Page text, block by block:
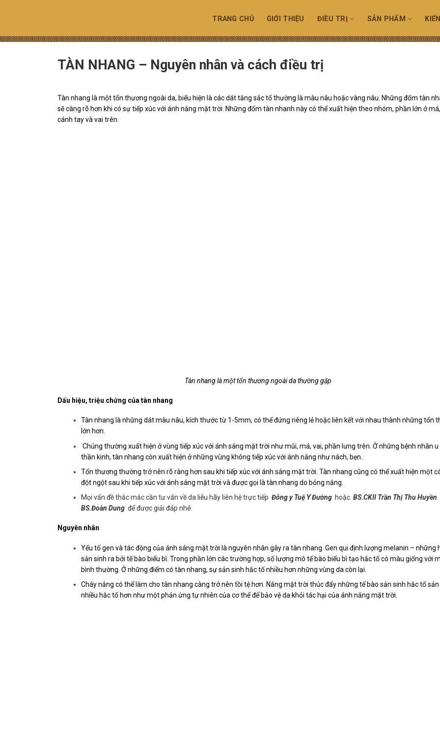
TRANG CHỦ GIỚI THIỆU ĐIỀU TRỊ SẢN PHẨM
TÀN NHANG – Nguyên nhân và cách điều trị
Tàn nhang là một tổn thương ngoài da, biểu hiện là các dát tăng sắc tố thường là màu nâu hoặc vàng nâu. Những đốm tàn
sẽ càng rõ hơn khi có sự tiếp xúc với ánh nắng mặt trời. Những đốm tàn nhanh này có thể xuất hiện theo nhóm, phần lớn ở
cánh tay và vai trên.
Tàn nhang là một tổn thương ngoài da thường gặp
Dấu hiệu, triệu chứng của tàn nhang
Tàn nhang là những dát màu nâu, kích thước từ 1-5mm, có thể đứng riêng lẻ hoặc liên kết với nhau thành những tổn
lớn hơn.
Chúng thường xuất hiện ở vùng tiếp xúc với ánh sáng mặt trời như mũi, má, vai, phần lưng trên. Ở những bệnh nhân u
thần kinh, tàn nhang còn xuất hiện ở những vùng không tiếp xúc với ánh nắng như nách, bẹn..
Tổn thương thường trở nên rõ ràng hơn sau khi tiếp xúc với ánh sáng mặt trời. Tàn nhang cũng có thể xuất hiện một
đột ngột sau khi tiếp xúc với ánh sáng mặt trời và được gọi là tàn nhang do bỏng nắng.
Mọi vấn đề thắc mắc cần tư vấn về da liễu hãy liên hệ trực tiếpĐông y Tuệ Y Đường hoặcBS.CKII Trần Thị Thu Huyền
BS.Đoàn Dung để được giải đáp nhé.
Nguyên nhân
Yếu tố gen và tác động của ánh sáng mặt trời là nguyên nhân gây ra tàn nhang. Gen qui định lượng melanin – những
sản sinh ra bởi tế bào biểu bì. Trong phần lớn các trường hợp, số lượng mô tế bào biểu bì tạo hắc tố có màu giống với
bình thường. Ở những điểm có tàn nhang, sự sản sinh hắc tố nhiều hơn những vùng da còn lại.
Cháy nắng có thể làm cho tàn nhang càng trở nên tồi tệ hơn. Nắng mặt trời thúc đẩy những tế bào sản sinh hắc tố
nhiều hắc tố hơn như một phản ứng tự nhiên của cơ thể để bảo vệ da khỏi tác hại của ánh nắng mặt trời.